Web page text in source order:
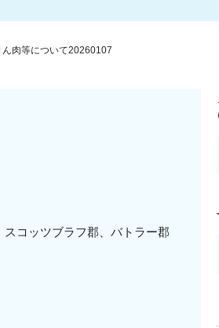
ん肉等について20260107
スコッツブラフ郡、バトラー郡